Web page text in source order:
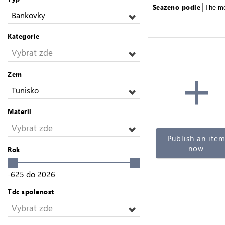
Bankovky
Kategorie
Vybrat zde
Zem
Tunisko
Materil
Vybrat zde
Rok
-625 do 2026
Tdc spolenost
Vybrat zde
Seazeno podle
+
Publish an item
now